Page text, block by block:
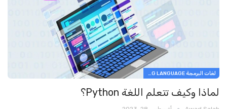
لغات البرمجة PROGRAMMING LANGUAGE
لماذا وكيف تتعلم اللغة Python؟